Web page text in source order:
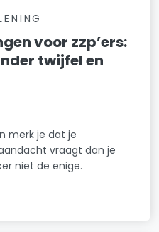
voor zzp’ers:
twijfel en
merk je dat je
vraagt dan je
niet de enige.